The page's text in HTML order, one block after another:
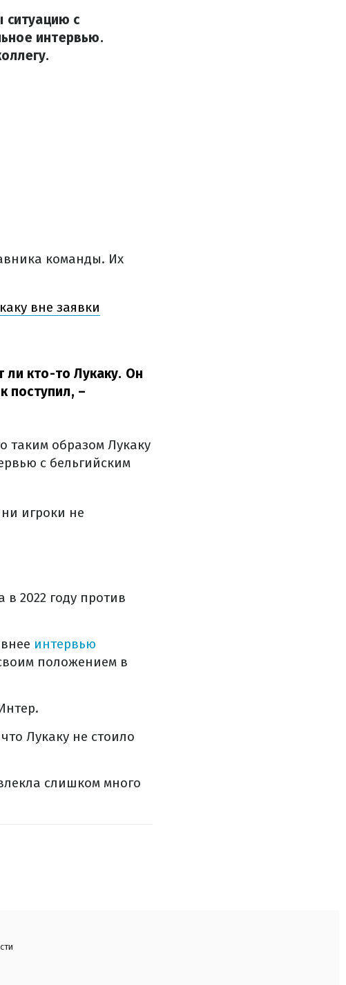
ситуацию с
интервью.
команды. Их
вне заявки
ли кто-то Лукаку. Он
поступил, –
таким образом Лукаку
с бельгийским
игроки не
в 2022 году против
интервью
положением в
Лукаку не стоило
слишком много